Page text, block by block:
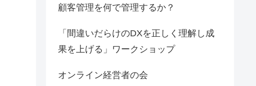
顧客管理を何で管理するか？
「間違いだらけのDXを正しく理解し成
果を上げる」ワークショップ
オンライン経営者の会